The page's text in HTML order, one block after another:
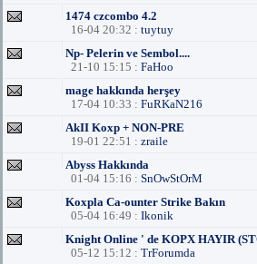
1474 czcombo 4.2
16-04 20:32 : tuytuy
Np- Pelerin ve Sembol....
21-10 15:15 : FaHoo
mage hakkında herşey
17-04 10:33 : FuRKaN216
AkII Koxp + NON-PRE
19-01 22:51 : zraile
Abyss Hakkında
01-04 15:16 : SnOwStOrM
Koxpla Ca-ounter Strike Bakın
05-04 16:49 : Ikonik
Knight Online ' de KOPX HAYIR
05-12 15:12 : TrForumda